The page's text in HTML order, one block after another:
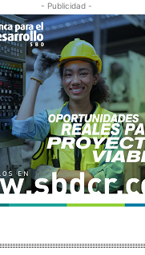
- Publicidad -